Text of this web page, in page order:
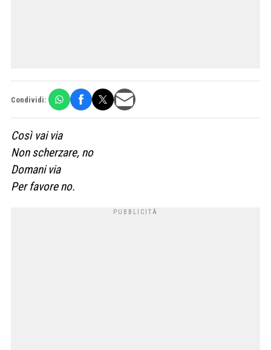
Condividi:
Così vai via
Non scherzare, no
Domani via
Per favore no.